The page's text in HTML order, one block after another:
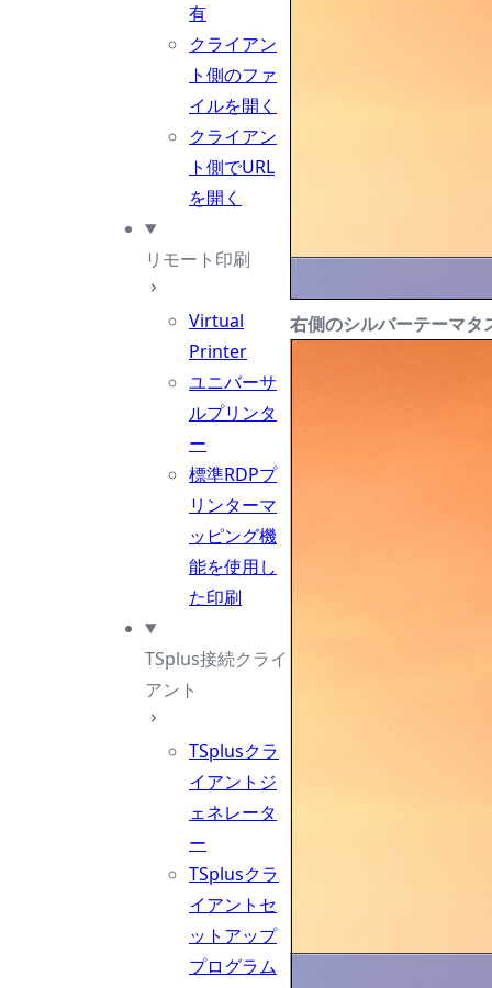
有
クライアン
ト側のファ
イルを開く
クライアン
ト側でURL
を開く
リモート印刷
Virtual
Printer
ユニバーサ
ルプリンタ
ー
標準RDPプ
リンターマ
ッピング機
能を使用し
た印刷
TSplus接続クライ
アント
TSplusクラ
イアントジ
ェネレータ
ー
TSplusクラ
イアントセ
ットアップ
プログラム
右側のシルバーテーマタ